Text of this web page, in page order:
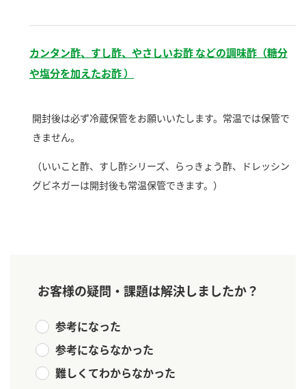
納豆のサイト
PIN印
三ツ判山吹
千夜
ぽん酢サワー
鍋奉行マニュアル
ミツカンのCM
ロングセラー商品 ＋ おすすめレシピ
ZENB initiative
各部門が大切にしていること
ニュースリリース
お客様相談センター
販売終了製品のご案内
地図から取り扱い店舗を探す
ミツカン公式通販
カンタン酢、すし酢、やさしいお酢 などの調味酢（糖分
や塩分を加えたお酢 ）
開封後は必ず冷蔵保管をお願いいたします。常温では保管で
きません。
（いいこと酢、すし酢シリーズ、らっきょう酢、ドレッシン
グビネガーは開封後も常温保管できます。）
お客様の疑問・課題は解決しましたか？
参考になった
参考にならなかった
難しくてわからなかった